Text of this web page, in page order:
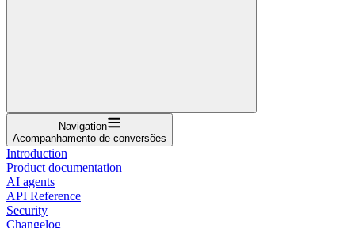
Navigation
Acompanhamento de conversões
Introduction
Product documentation
AI agents
API Reference
Security
Changelog